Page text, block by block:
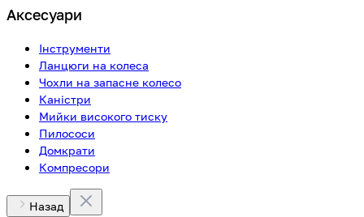
Аксесуари
Інструменти
Ланцюги на колеса
Чохли на запасне колесо
Каністри
Мийки високого тиску
Пилососи
Домкрати
Компресори
Назад